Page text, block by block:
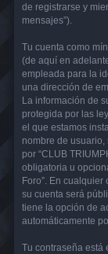
de registrarse y
mensajes”).
Tu cuenta como
(de aquí en
empleada para la
una dirección de
La información de
protegida por las
el que estamos
nombre de
por “CLUB
obligatoria u
Foro”. En
su cuenta será
tiene la opción de
automáticamente
Tu contraseña está